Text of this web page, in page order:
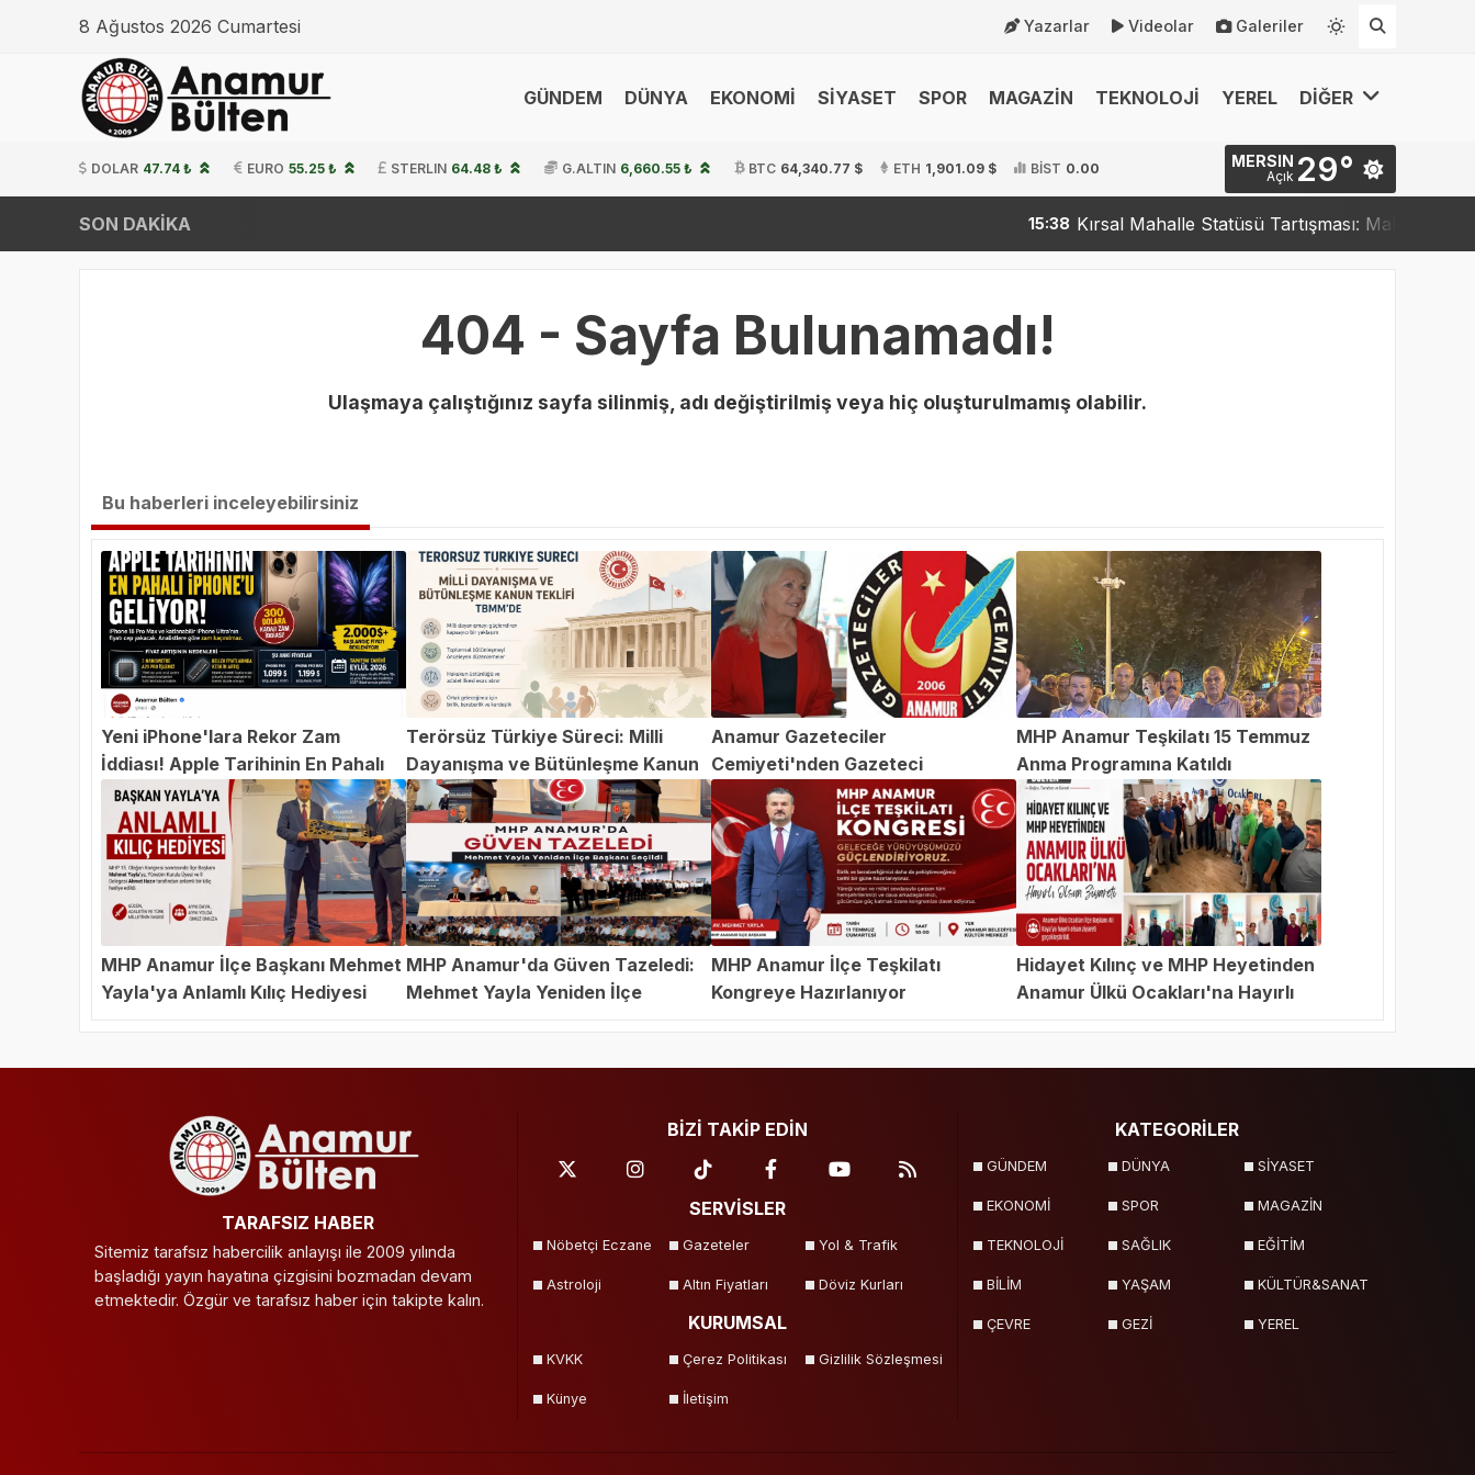
8 Ağustos 2026 Cumartesi Yazarlar Videolar Galeriler
GÜNDEM DÜNYA EKONOMİ SİYASET SPOR MAGAZİN TEKNOLOJİ YEREL DİĞER
DOLAR 47.74 ₺ EURO 55.25 ₺ STERLIN 64.48 ₺ G.ALTIN 6,660.55 ₺ BTC 64,340.77 $ ETH 1,901.09 $ BİST 0.00 MERSIN
Açık 29°
SON DAKİKA 15:38 Kırsal Mahalle Statüsü Tartışması: Mahalleler
404 - Sayfa Bulunamadı!
Ulaşmaya çalıştığınız sayfa silinmiş, adı değiştirilmiş veya hiç oluşturulmamış olabilir.
Bu haberleri inceleyebilirsiniz
Yeni iPhone'lara Rekor Zam
İddiası! Apple Tarihinin En Pahalı
iPhone'u Geliyor
Terörsüz Türkiye Süreci: Milli
Dayanışma ve Bütünleşme Kanun
Teklifi TBMM'de
Anamur Gazeteciler
Cemiyeti'nden Gazeteci
Abdülvahap Şehitoğlu'na Yapılan
Saldırıya Kınama
MHP Anamur Teşkilatı 15 Temmuz
Anma Programına Katıldı
MHP Anamur İlçe Başkanı Mehmet
Yayla'ya Anlamlı Kılıç Hediyesi
MHP Anamur'da Güven Tazeledi:
Mehmet Yayla Yeniden İlçe
MHP Anamur İlçe Teşkilatı
Kongreye Hazırlanıyor
Hidayet Kılınç ve MHP Heyetinden
Anamur Ülkü Ocakları'na Hayırlı
TARAFSIZ HABER
Sitemiz tarafsız habercilik anlayışı ile 2009 yılında
başladığı yayın hayatına çizgisini bozmadan devam
etmektedir. Özgür ve tarafsız haber için takipte kalın.
BİZİ TAKİP EDİN
SERVİSLER
Nöbetçi Eczane Gazeteler Yol & Trafik
Astroloji Altın Fiyatları Döviz Kurları
KURUMSAL
KVKK Çerez Politikası Gizlilik Sözleşmesi
Künye İletişim
KATEGORİLER
GÜNDEM DÜNYA SİYASET
EKONOMİ SPOR MAGAZİN
TEKNOLOJİ SAĞLIK EĞİTİM
BİLİM YAŞAM KÜLTÜR&SANAT
ÇEVRE GEZİ YEREL